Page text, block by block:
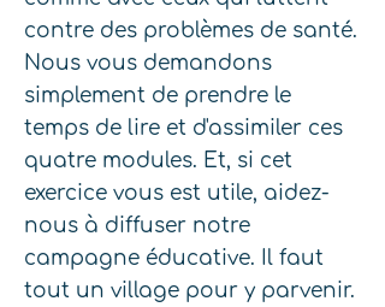
contre des problèmes de santé.
Nous vous demandons
simplement de prendre le
temps de lire et d'assimiler ces
quatre modules. Et, si cet
exercice vous est utile, aidez-
nous à diffuser notre
campagne éducative. Il faut
tout un village pour y parvenir.